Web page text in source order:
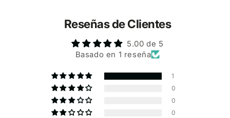
Reseñas de Clientes
5.00 de 5
Basado en 1 reseña
1
0
0
0